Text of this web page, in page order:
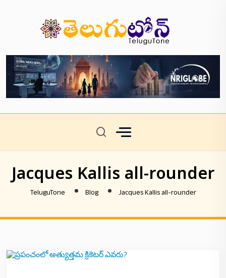
Jacques Kallis all-rounder
TeluguTone Blog Jacques Kallis all-rounder